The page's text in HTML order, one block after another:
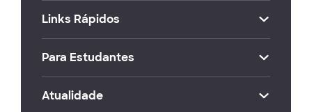
Links Rápidos
Para Estudantes
Atualidade